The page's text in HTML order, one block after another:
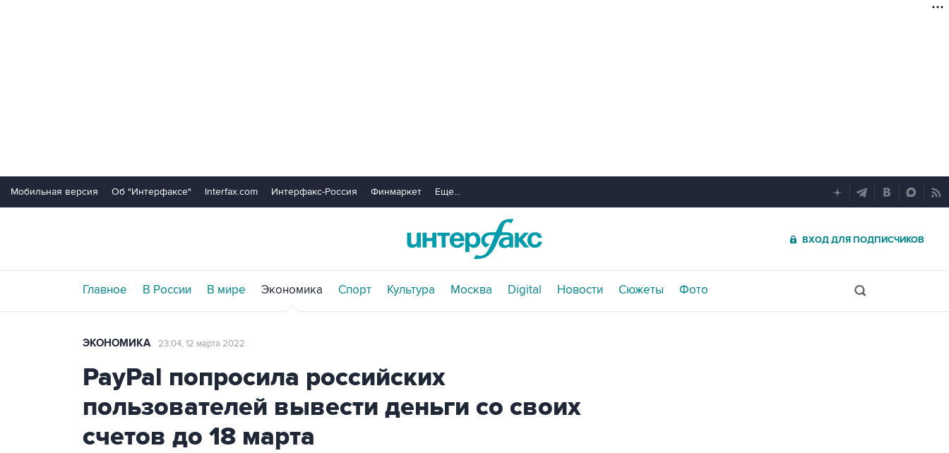
Мобильная версия Об "Интерфаксе" Interfax.com Интерфакс-Россия Финмаркет Еще...
ВХОД ДЛЯ ПОДПИСЧИКОВ
Главное В России В мире Экономика Спорт Культура Москва Digital Новости Сюжеты Фото
ЭКОНОМИКА 23:04, 12 марта 2022
PayPal попросила российских
пользователей вывести деньги со своих
счетов до 18 марта